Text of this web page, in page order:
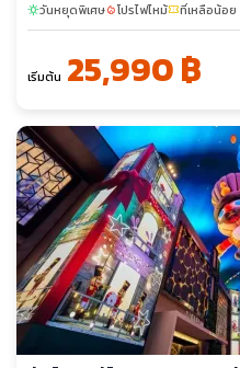
sunnyวันหยุดพิเศษlocal_fire_departmentโปรไฟไหม้confirmation_numberที่เหลือน้อย
เริ่มต้น 25,990 ฿